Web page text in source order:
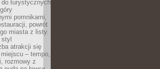
turystycznych
pomnikami,
powrót
miasta z listy.
atrakcji się
– tempo,
rozmowy z